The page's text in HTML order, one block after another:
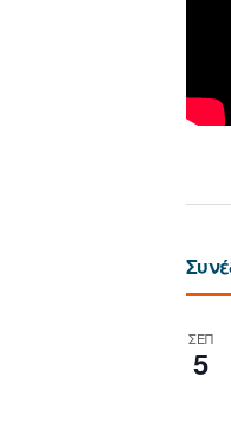
ΣΕΠ
5